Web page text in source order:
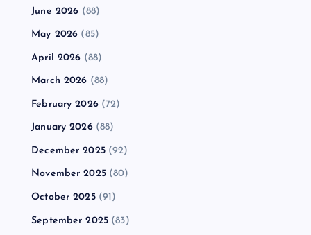
June 2026 (88)
May 2026 (85)
April 2026 (88)
March 2026 (88)
February 2026(72)
January 2026(88)
December 2025(92)
November 2025(80)
October 2025(91)
September 2025 (83)